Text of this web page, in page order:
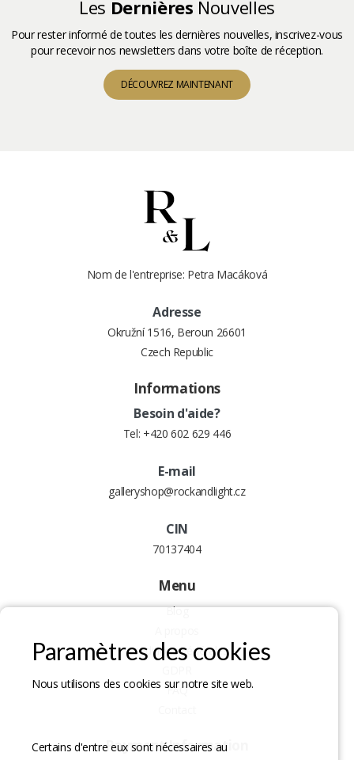
Les Dernières Nouvelles
Pour rester informé de toutes les dernières nouvelles, inscrivez-vous
pour recevoir nos newsletters dans votre boîte de réception.
DÉCOUVREZ MAINTENANT
Nom de l'entreprise: Petra Macáková
Adresse
Okružní 1516, Beroun 26601
Czech Republic
Informations
Besoin d'aide?
Tel: +420 602 629 446
E-mail
galleryshop@rockandlight.cz
CIN
70137404
Menu
Blog
Conditions générales
FAQ
Payment Information
Paramètres des cookies
Nous utilisons des cookies sur notre site web.
Certains d'entre eux sont nécessaires au